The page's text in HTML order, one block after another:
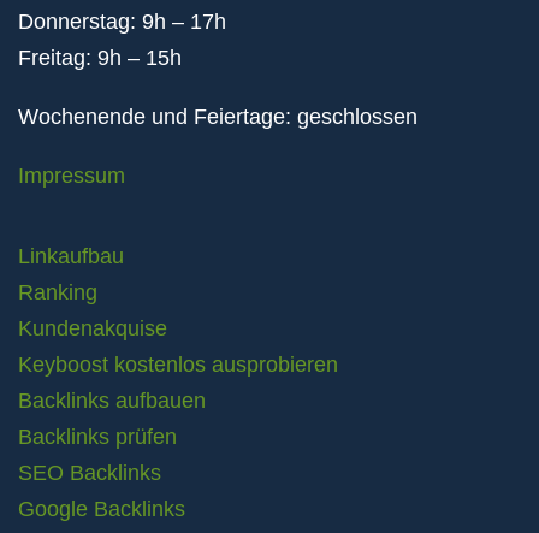
Donnerstag: 9h – 17h
Freitag: 9h – 15h
Wochenende und Feiertage: geschlossen
Impressum
Linkaufbau
Ranking
Kundenakquise
Keyboost kostenlos ausprobieren
Backlinks aufbauen
Backlinks prüfen
SEO Backlinks
Google Backlinks